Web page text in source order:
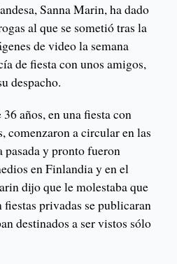
Sanna Marin, ha dado
al que se sometió tras la
de video la semana
de fiesta con unos amigos,
despacho.
años, en una fiesta con
comenzaron a circular en las
pasada y pronto fueron
en Finlandia y en el
dijo que le molestaba que
privadas se publicaran
destinados a ser vistos sólo